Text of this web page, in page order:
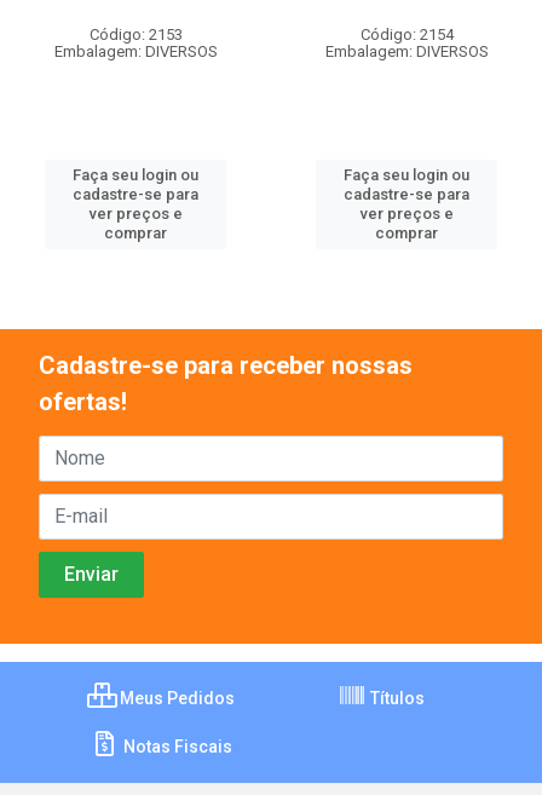
Código: 2153
Embalagem: DIVERSOS
Faça seu login ou
cadastre-se para
ver preços e
comprar
Código: 2154
Embalagem: DIVERSOS
Faça seu login ou
cadastre-se para
ver preços e
comprar
Cadastre-se para receber nossas
ofertas!
Meus Pedidos Títulos
Notas Fiscais